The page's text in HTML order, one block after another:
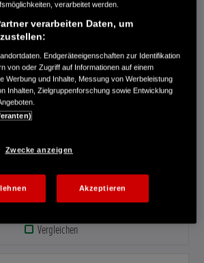
Aufsatzvarianten.
Vergleichen
25 cm³ Hubraum, Doppelhandgriff,
Vergleichen
verarbeitet werden.
verarbeiten Daten, um
Endgeräteeigenschaften zur Identifikation
von oder Zugriff auf Informationen auf einem
Werbung und Inhalte, Messung von Werbeleistung
Inhalten, Zielgruppenforschung sowie Entwicklung
Zwecke anzeigen
Akzeptieren